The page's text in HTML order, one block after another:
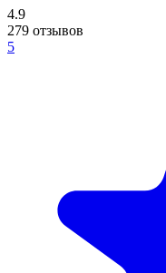
4.9
279 отзывов
5